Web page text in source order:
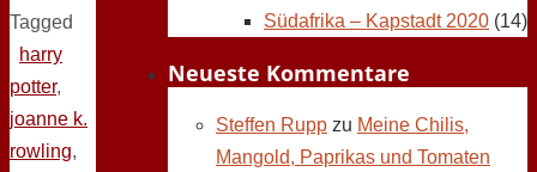
Tagged
harry
potter,
joanne k.
rowling,
Südafrika – Kapstadt 2020 (14)
Neueste Kommentare
Steffen Rupp zu Meine Chilis,
Mangold, Paprikas und Tomaten